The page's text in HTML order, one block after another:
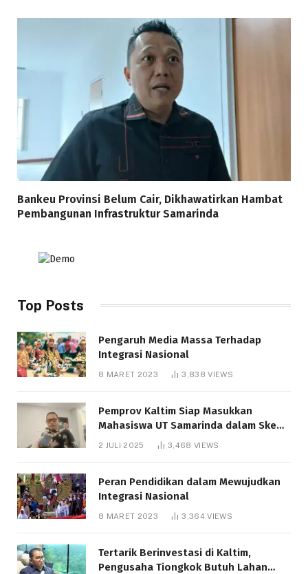
Bankeu Provinsi Belum Cair, Dikhawatirkan Hambat
Pembangunan Infrastruktur Samarinda
Top Posts
Pengaruh Media Massa Terhadap
Integrasi Nasional
8 MARET 2023 3,838VIEWS
Pemprov Kaltim Siap Masukkan
Mahasiswa UT Samarinda dalam Skema
Bantuan Pendidikan Gratispol
2 JULI 2025 3,468 VIEWS
Peran Pendidikan dalam Mewujudkan
Integrasi Nasional
8 MARET 2023 3,364VIEWS
Tertarik Berinvestasi di Kaltim,
Pengusaha Tiongkok Butuh Lahan